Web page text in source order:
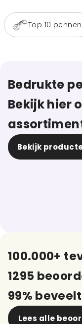
Top 10 pennen
Bedrukte
Bekijk hier
Bekijk
100.000+
1295
99%
Lees alle